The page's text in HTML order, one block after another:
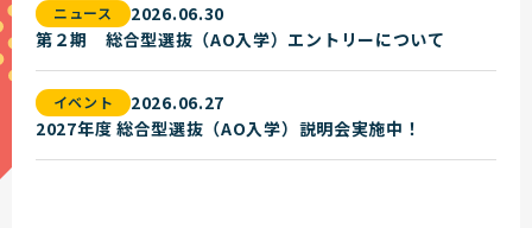
ニュース
2026.06.30
第２期 総合型選抜（AO入学）エントリーについて
イベント
2026.06.27
2027年度 総合型選抜（AO入学）説明会実施中！